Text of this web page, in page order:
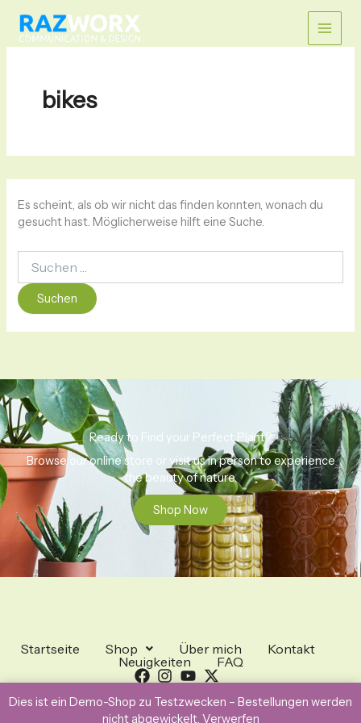
Dies ist ein Demo-Shop zu Testzwecken – Bestellungen werden
nicht abgewickelt. Verwerfen
Inhalt
springen
Main
Menu
bikes
Es scheint, als ob wir nicht das finden konnten, wonach du
gesucht hast. Möglicherweise hilft eine Suche.
nach:
Ready to Find your Perfect Plant?
Browse our online store or visit us in person to experience
the beauty of nature.
Shop Now
Startseite Shop Über mich
Kontakt
Neuigkeiten
FAQ
Copyright © 2026 Generic eCommerce